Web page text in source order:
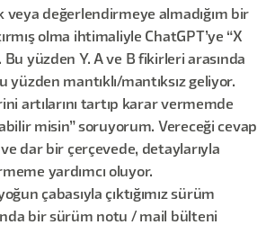
değerlendirmeye almadığım bir
olma ihtimaliyle ChatGPT’ye “X
Bu yüzden Y. A ve B fikirleri arasında
yüzden mantıklı/mantıksız geliyor.
artılarını tartıp karar vermemde
misin” soruyorum. Vereceği cevap
dar bir çerçevede, detaylarıyla
yardımcı oluyor.
çabasıyla çıktığımız sürüm
bir sürüm notu / mail bülteni